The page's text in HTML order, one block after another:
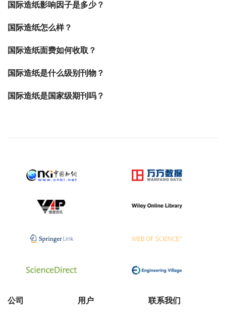
国际造纸影响因子是多少？
国际造纸怎么样？
国际造纸面费如何收取？
国际造纸是什么级别刊物？
国际造纸是国家级期刊吗？
公司 用户 联系我们